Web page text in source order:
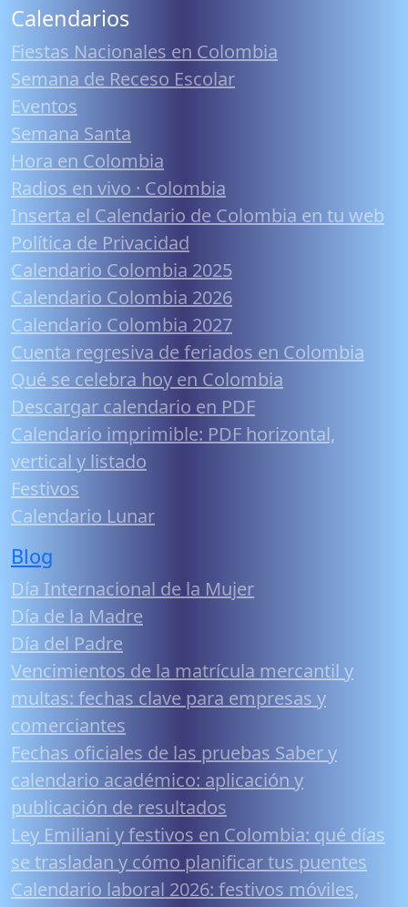
Calendarios
Fiestas Nacionales en Colombia
Semana de Receso Escolar
Eventos
Semana Santa
Hora en Colombia
Radios en vivo · Colombia
Inserta el Calendario de Colombia en tu web
Política de Privacidad
Calendario Colombia 2025
Calendario Colombia 2026
Calendario Colombia 2027
Cuenta regresiva de feriados en Colombia
Qué se celebra hoy en Colombia
Descargar calendario en PDF
Calendario imprimible: PDF horizontal,
vertical y listado
Festivos
Calendario Lunar
Blog
Día Internacional de la Mujer
Día de la Madre
Día del Padre
Vencimientos de la matrícula mercantil y
multas: fechas clave para empresas y
comerciantes
Fechas oficiales de las pruebas Saber y
calendario académico: aplicación y
publicación de resultados
Ley Emiliani y festivos en Colombia: qué días
se trasladan y cómo planificar tus puentes
Calendario laboral 2026: festivos móviles,